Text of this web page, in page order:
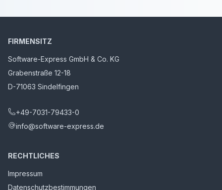
FIRMENSITZ
Software-Express GmbH & Co. KG
Grabenstraße 12-18
D-71063 Sindelfingen
+49-7031-79433-0
info@software-express.de
RECHTLICHES
Impressum
Datenschutzbestimmungen